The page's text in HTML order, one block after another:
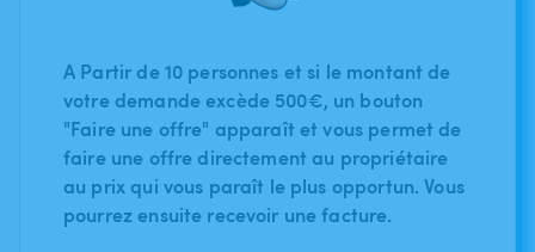
A Partir de 10 personnes et si le montant de
votre demande excède 500€, un bouton
"Faire une offre" apparaît et vous permet de
faire une offre directement au propriétaire
au prix qui vous paraît le plus opportun. Vous
pourrez ensuite recevoir une facture.